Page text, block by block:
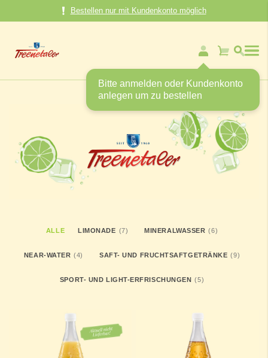
Bestellen nur mit Kundenkonto möglich
Bitte anmelden oder Kundenkonto
anlegen um zu bestellen
Mein
ALLE LIMONADE 7ARTIKELMINERALWASSER 6ARTIKEL
NEAR-WATER 4ARTIKELSAFT- UND FRUCHTSAFTGETRÄNKE 9ARTIKEL
SPORT- UND LIGHT-ERFRISCHUNGEN 5ARTIKEL